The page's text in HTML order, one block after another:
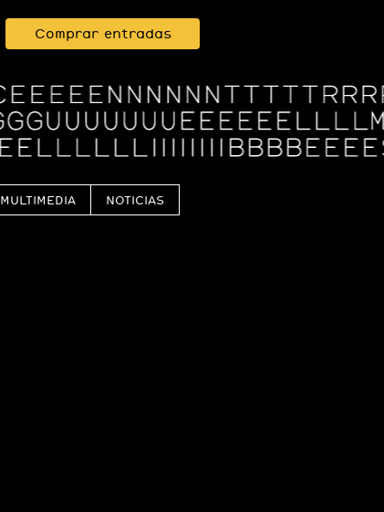
Comprar entradas
MULTIMEDIA NOTICIAS